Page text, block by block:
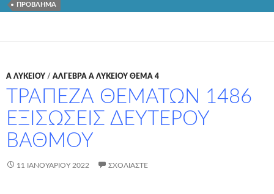
ΠΡΟΒΛΗΜΑ
Α ΛΥΚΕΊΟΥ / ΑΛΓΕΒΡΑ Α ΛΥΚΕΙΟΥ ΘΕΜΑ 4
ΤΡΑΠΕΖΑ ΘΕΜΑΤΩΝ 1486
ΕΞΙΣΩΣΕΙΣ ΔΕΥΤΕΡΟΥ
ΒΑΘΜΟΥ
11 ΙΑΝΟΥΑΡΊΟΥ 2022 ΣΧΟΛΙΆΣΤΕ